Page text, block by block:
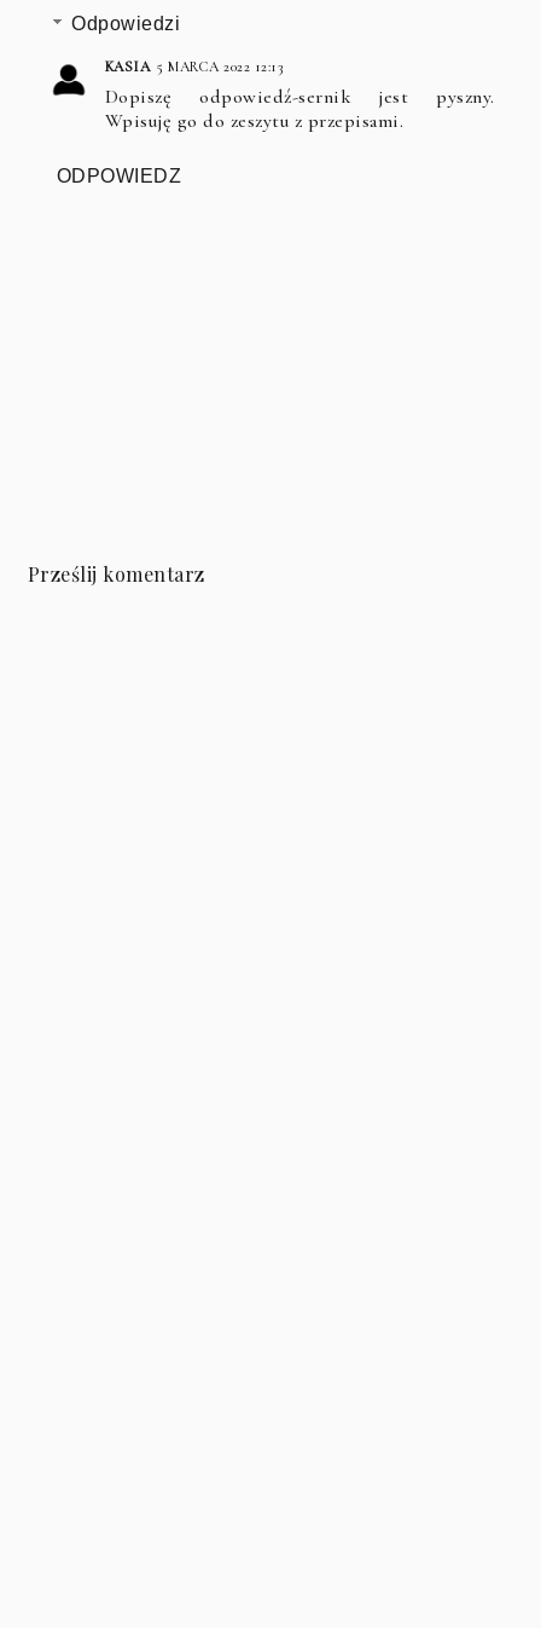
Odpowiedzi
KASIA 5 MARCA 2022 12:13
Dopiszę odpowiedź-sernik jest pyszny.
Wpisuję go do zeszytu z przepisami.
ODPOWIEDZ
Prześlij komentarz